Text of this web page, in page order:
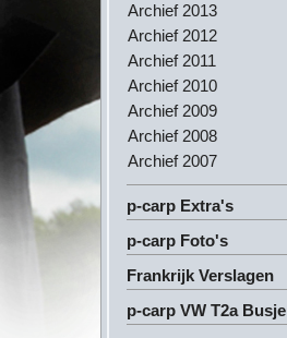
Archief 2013
Archief 2012
Archief 2011
Archief 2010
Archief 2009
Archief 2008
Archief 2007
p-carp Extra's
p-carp Foto's
Frankrijk Verslagen
p-carp VW T2a Busje